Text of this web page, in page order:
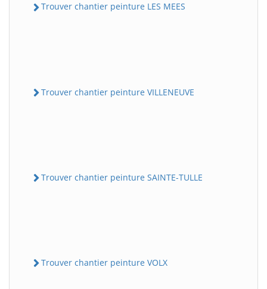
Trouver chantier peinture LES MEES
Trouver chantier peinture VILLENEUVE
Trouver chantier peinture SAINTE-TULLE
Trouver chantier peinture VOLX